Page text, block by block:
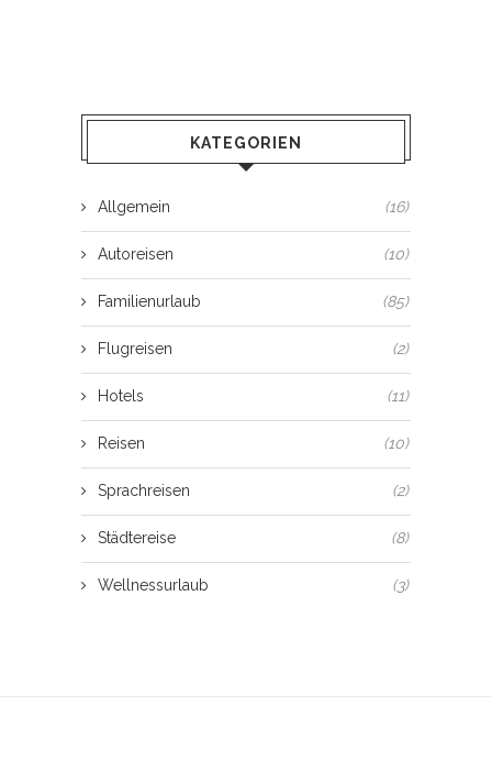
KATEGORIEN
Allgemein (16)
Autoreisen (10)
Familienurlaub (85)
Flugreisen (2)
Hotels (11)
Reisen (10)
Sprachreisen (2)
Städtereise (8)
Wellnessurlaub (3)